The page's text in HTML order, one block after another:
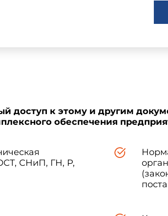
доступ к этому и другим
обеспечения
СНиП, ГН, Р,